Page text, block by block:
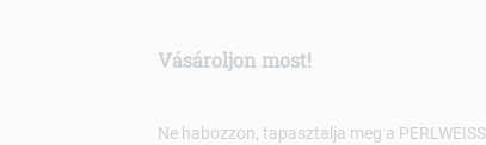
Vásároljon most!
Ne habozzon, tapasztalja meg a